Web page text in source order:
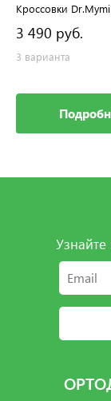
Кроссовки Dr.Mymi
3 490 руб.
3 варианта